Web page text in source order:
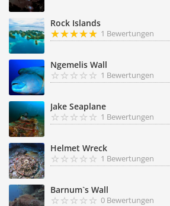
Rock Islands
1 Bewertungen
Ngemelis Wall
1 Bewertungen
Jake Seaplane
1 Bewertungen
Helmet Wreck
1 Bewertungen
Barnum`s Wall
0 Bewertungen